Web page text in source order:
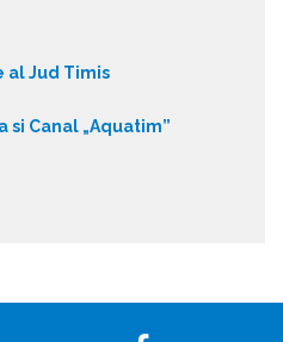
al Jud Timis
si Canal „Aquatim”